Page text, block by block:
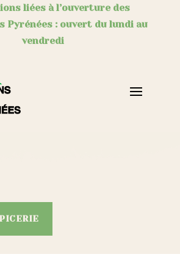
liées à l’ouverture des
Pyrénées : ouvert du lundi au
vendredi